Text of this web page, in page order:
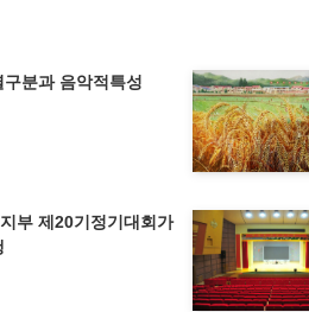
분과 음악적특성
부 제20기정기대회가